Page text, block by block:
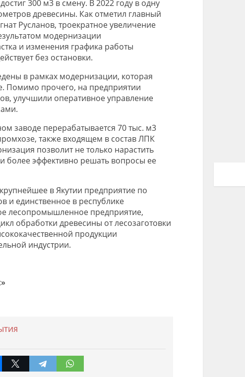
300 м3в смену. В 2022 году в одну
древесины. Как отметил главный
Русланов, троекратное увеличение
модернизации
и изменения графика работы
без остановки.
в рамках модернизации, которая
Помимо прочего, на предприятии
улучшили оперативное управление
заводеперерабатывается 70 тыс. м3
также входящем в состав ЛПК
позволит не только нарастить
более эффективно решать вопросы ее
в Якутии предприятие по
и единственное в республике
лесопромышленное предприятие,
обработки древесины от лесозаготовки
продукции
индустрии.